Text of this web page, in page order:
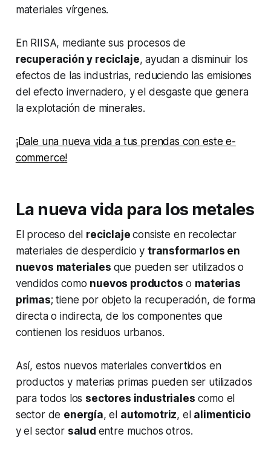
materiales vírgenes.
En RIISA, mediante sus procesos de
recuperación y reciclaje, ayudan a disminuir los
efectos de las industrias, reduciendo las emisiones
del efecto invernadero, y el desgaste que genera
la explotación de minerales.
¡Dale una nueva vida a tus prendas con este e-
commerce!
La nueva vida para los metales
El proceso del reciclajeconsiste en recolectar
materiales de desperdicio y transformarlos en
nuevos materiales que pueden ser utilizados o
vendidos como nuevos productos o materias
primas; tiene por objeto la recuperación, de forma
directa o indirecta, de los componentes que
contienen los residuos urbanos.
Así, estos nuevos materiales convertidos en
productos y materias primas pueden ser utilizados
para todos los sectores industriales como el
sector de energía, el automotriz, el alimenticio
y el sector salud entre muchos otros.